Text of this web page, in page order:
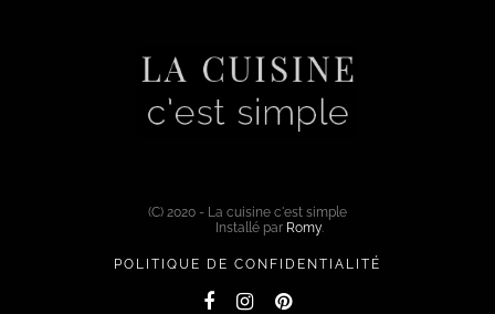
(C) 2020 - La cuisine c'est simple
Installé par Romy.
POLITIQUE DE CONFIDENTIALITÉ